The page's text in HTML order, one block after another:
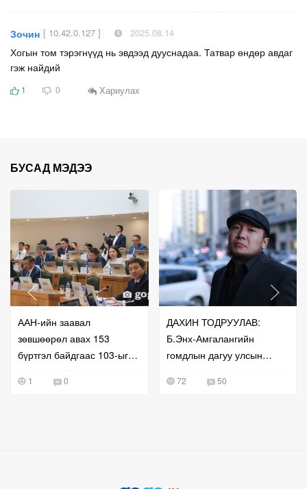
Зочин [ 10.42.0.127 ] 2025.08.14
Хогын том тэрэгнүүд нь эвдээд дууснадаа. Татвар өндөр авдаг
гэж найдий
1 0 Хариулах
БУСАД МЭДЭЭ
ААН-ийн заавал
зөвшөөрөл авах 153
бүртгэл байдгаас 103-ыг
1 0
ДАХИН ТОДРУУЛАВ:
Б.Энх-Амгалангийн
гомдлын дагуу улсын
өгчээ
72 50